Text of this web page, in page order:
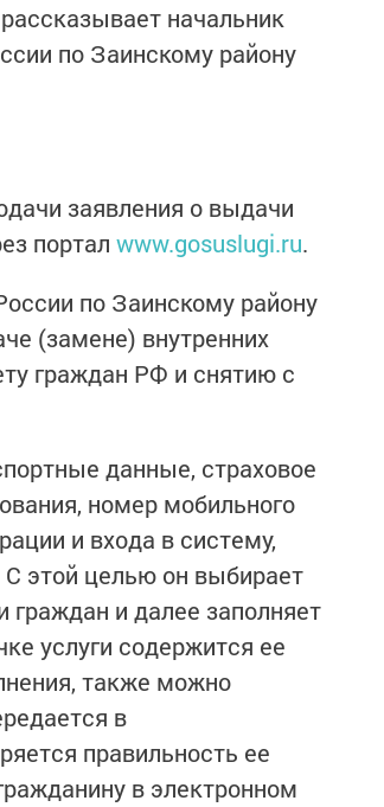
рассказывает начальник
по Заинскому району
заявления о выдачи
портал www.gosuslugi.ru.
по Заинскому району
(замене) внутренних
граждан РФ и снятию с
данные, страховое
номер мобильного
и входа в систему,
С этой целью он выбирает
граждан и далее заполняет
услуги содержится ее
также можно
в
правильность ее
в электронном